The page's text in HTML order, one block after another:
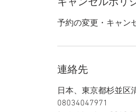
予約の変更・キャン
連絡先
日本、東京都杉並区
08034047971